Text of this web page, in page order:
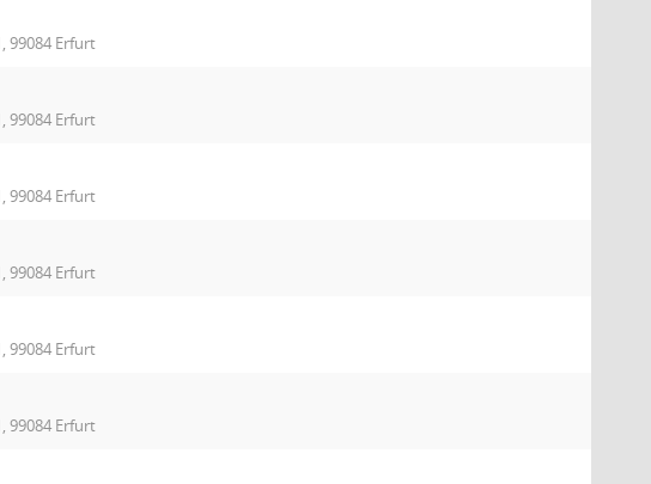
99084 Erfurt
99084 Erfurt
99084 Erfurt
99084 Erfurt
99084 Erfurt
99084 Erfurt